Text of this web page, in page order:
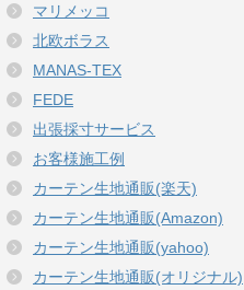
マリメッコ
北欧ボラス
MANAS-TEX
FEDE
出張採寸サービス
お客様施工例
カーテン生地通販(楽天)
カーテン生地通販(Amazon)
カーテン生地通販(yahoo)
カーテン生地通販(オリジナル)